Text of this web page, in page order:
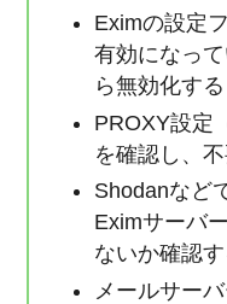
Eximの設定
有効になっ
ら無効化する
PROXY設定
を確認し、
Shodanなど
Eximサーバ
ないか確認す
メールサー